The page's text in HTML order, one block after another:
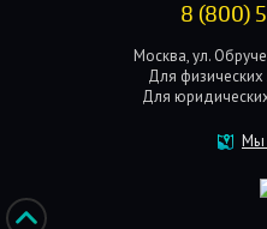
8 (800)
Москва, ул.
Для физических
Для
Мы